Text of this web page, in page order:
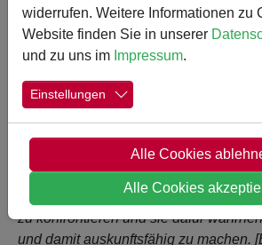
Was macht das Fach evangelische
aus?
der Wirklichkeit und des Lebens
Schüler bei. Das Fach Evangelische
darauf ab, Schülerinnen und Schüler
Phänomenen, religiösen Deutungen
zu konfrontieren und sie dafür
und damit auskunftsfähig zu machen.
widerrufen. Weitere Informationen zu
Website finden Sie in unserer
und zu uns im Impressum.
Einstellungen
Alle Cookies
Alle Cookies